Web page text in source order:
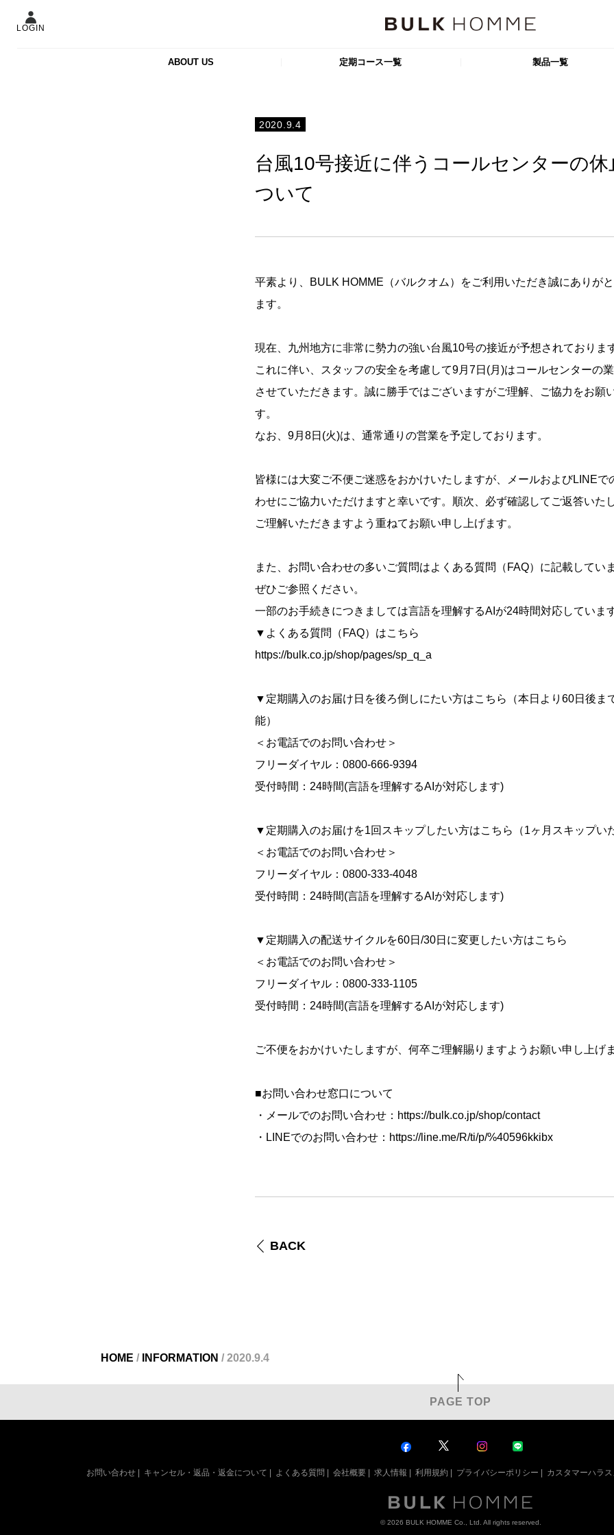
LOGIN
ABOUT US 定期コース一覧 製品一覧
【特別価格】 フェイス＋ヘア＋ボディケア定期コース
取り扱い店舗について
バルクオムについて
2020.9.4
台風10号接近に伴うコールセンターの休
ついて
平素より、BULK HOMME（バルクオム）をご利用いただき誠にありが
ます。
現在、九州地方に非常に勢力の強い台風10号の接近が予想されておりま
これに伴い、スタッフの安全を考慮して9月7日(月)はコールセンターの
させていただきます。誠に勝手ではございますがご理解、ご協力をお願
す。
なお、9月8日(火)は、通常通りの営業を予定しております。
皆様には大変ご不便ご迷惑をおかけいたしますが、メールおよびLINEで
わせにご協力いただけますと幸いです。順次、必ず確認してご返答いた
ご理解いただきますよう重ねてお願い申し上げます。
また、お問い合わせの多いご質問はよくある質問（FAQ）に記載してい
ぜひご参照ください。
一部のお手続きにつきましては言語を理解するAIが24時間対応していま
▼よくある質問（FAQ）はこちら
https://bulk.co.jp/shop/pages/sp_q_a
▼定期購入のお届け日を後ろ倒しにたい方はこちら（本日より60日後ま
能）
＜お電話でのお問い合わせ＞
フリーダイヤル：0800-666-9394
受付時間：24時間(言語を理解するAIが対応します)
▼定期購入のお届けを1回スキップしたい方はこちら（1ヶ月スキップい
＜お電話でのお問い合わせ＞
フリーダイヤル：0800-333-4048
受付時間：24時間(言語を理解するAIが対応します)
▼定期購入の配送サイクルを60日/30日に変更したい方はこちら
＜お電話でのお問い合わせ＞
フリーダイヤル：0800-333-1105
受付時間：24時間(言語を理解するAIが対応します)
ご不便をおかけいたしますが、何卒ご理解賜りますようお願い申し上げ
■お問い合わせ窓口について
・メールでのお問い合わせ： https://bulk.co.jp/shop/contact
・LINEでのお問い合わせ： https://line.me/R/ti/p/%40596kkibx
BACK
HOME / INFORMATION / 2020.9.4
PAGE TOP
お問い合わせ | キャンセル・返品・返金について | よくある質問 | 会社概要 | 求人情報 | 利用規約 | プライバシーポリシー | カスタマーハラ
© 2026 BULK HOMME Co., Ltd. All rights reserved.